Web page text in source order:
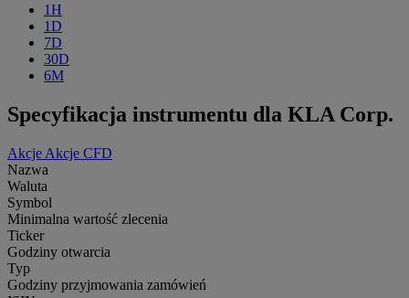
1H
1D
7D
30D
6M
Specyfikacja instrumentu dla KLA Corp.
Akcje Akcje CFD
Nazwa
Waluta
Symbol
Minimalna wartość zlecenia
Ticker
Godziny otwarcia
Typ
Godziny przyjmowania zamówień